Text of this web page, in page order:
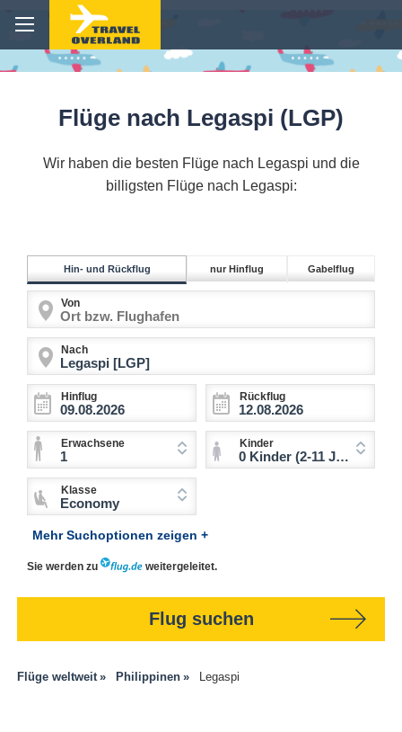
Flüge nach Legaspi (LGP)
Wir haben die besten Flüge nach Legaspi und die
billigsten Flüge nach Legaspi:
Hin- und Rückflug nur Hinflug Gabelflug
Von
Nach
Hinflug Rückflug
Erwachsene
1
Kinder
0 Kinder (2-11 Jahre)
Klasse
Economy
Mehr Suchoptionen zeigen +
Sie werden zu weitergeleitet.
Flug suchen
Flüge weltweit Philippinen Legaspi